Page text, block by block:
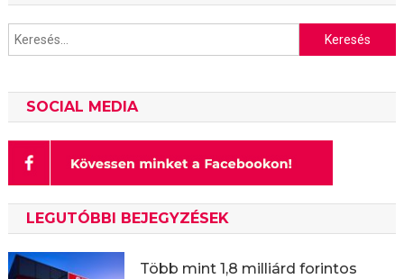
Keresés:
SOCIAL MEDIA
LEGUTÓBBI BEJEGYZÉSEK
Több mint 1,8 milliárd forintos